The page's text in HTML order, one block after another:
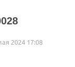
2024 17:08